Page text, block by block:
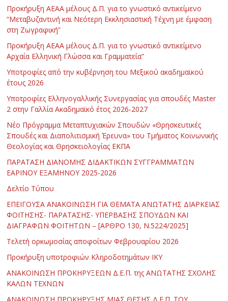
Προκήρυξη ΑΕΑΑ μέλους Δ.Π. για το γνωστικό αντικείμενο
“Μεταβυζαντινή και Νεότερη Εκκλησιαστική Τέχνη με έμφαση
στη Ζωγραφική”
Προκήρυξη ΑΕΑΑ μέλους Δ.Π. για το γνωστικό αντικείμενο
Αρχαία Ελληνική Γλώσσα και Γραμματεία”
Υποτροφίες από την κυβέρνηση του Μεξικού ακαδημαϊκού
έτους 2026
Υποτροφίες Ελληνογαλλικής Συνεργασίας για σπουδές Master
2 στην Γαλλία Ακαδημαϊκό έτος 2026-2027
Νέο Πρόγραμμα Μεταπτυχιακών Σπουδών «Θρησκευτικές
Σπουδές και Διαπολιτισμική Έρευνα» του Τμήματος Κοινωνικής
Θεολογίας και Θρησκειολογίας ΕΚΠΑ
ΠΑΡΑΤΑΣΗ ΔΙΑΝΟΜΗΣ ΔΙΔΑΚΤΙΚΩΝ ΣΥΓΓΡΑΜΜΑΤΩΝ
ΕΑΡΙΝΟΥ ΕΞΑΜΗΝΟΥ 2025-2026
Δελτίο Τύπου
ΕΠΕΙΓΟΥΣΑ ΑΝΑΚΟΙΝΩΣΗ ΓΙΑ ΘΕΜΑΤΑ ΑΝΩΤΑΤΗΣ ΔΙΑΡΚΕΙΑΣ
ΦΟΙΤΗΣΗΣ- ΠΑΡΑΤΑΣΗΣ- ΥΠΕΡΒΑΣΗΣ ΣΠΟΥΔΩΝ ΚΑΙ
ΔΙΑΓΡΑΦΩΝ ΦΟΙΤΗΤΩΝ – [ΑΡΘΡΟ 130, Ν.5224/2025]
Τελετή ορκωμοσίας αποφοίτων Φεβρουαρίου 2026
Προκήρυξη υποτροφιών Κληροδοτημάτων ΙΚΥ
ΑΝΑΚΟΙΝΩΣΗ ΠΡΟΚΗΡΥΞΕΩΝ Δ.Ε.Π. της ΑΝΩΤΑΤΗΣ ΣΧΟΛΗΣ
ΚΑΛΩΝ ΤΕΧΝΩΝ